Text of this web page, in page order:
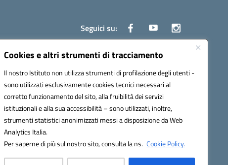
Cookies e altri strumenti di tracciamento
Il nostro Istituto non utilizza strumenti di profilazione degli utenti -
sono utilizzati esclusivamente cookies tecnici necessari al
corretto funzionamento del sito, alla fruibilità dei servizi
istituzionali e alla sua accessibilità – sono utilizzati, inoltre,
strumenti statistici anonimizzati messi a disposizione da Web
Analytics Italia.
Per saperne di più sul nostro sito, consulta la ns. Cookie Policy.
Seguici su: